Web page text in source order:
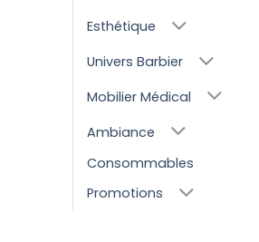
Esthétique
Univers Barbier
Mobilier Médical
Ambiance
Consommables
Promotions